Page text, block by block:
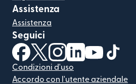
Assistenza
Assistenza
Seguici
(si apre in una nuova finestra)
(si apre in una nuova
(si apre in una
(si apre in
(si apre
Condizioni d'uso
Accordo con l'utente aziendale